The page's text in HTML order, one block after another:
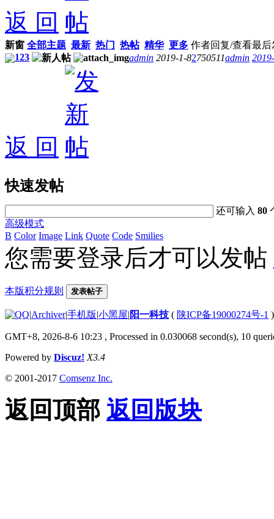
返 回
新窗 全部主题 最新 热门 热帖 精华 更多 作者回复/查看最后
123
admin 2019-1-82750511admin
返 回
快速发帖
还可输入80
高级模式
B Color Image Link Quote Code Smilies
您需要登录后才可以发帖
本版积分规则 发表帖子
|Archiver|手机版|小黑屋| 阳一科技 ( 陕ICP备19000274号-1 )
GMT+8, 2026-8-6 10:23 , Processed in 0.030068 second(s), 10
Powered by Discuz! X3.4
© 2001-2017 Comsenz Inc.
返回顶部 返回版块